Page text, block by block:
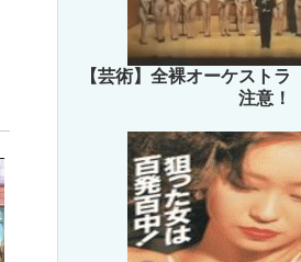
【芸術】全裸オーケスト
注意！